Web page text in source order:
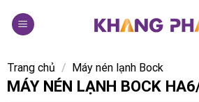
Trang chủ / Máy nén lạnh Bock
MÁY NÉN LẠNH BOCK